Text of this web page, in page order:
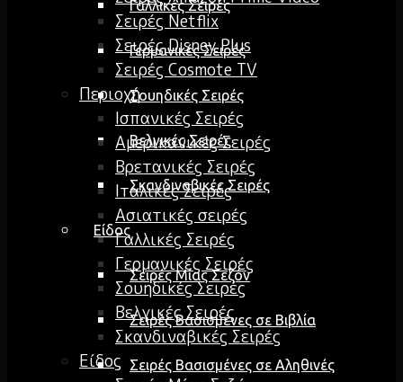
Γαλλικές Σειρές
Γερμανικές Σειρές
Σουηδικές Σειρές
Βελγικές Σειρές
Σκανδιναβικές Σειρές
Είδος
Σειρές Μίας Σεζόν
Σειρές Βασισμένες σε Βιβλία
Σειρές Βασισμένες σε Αληθινές
Σειρές Netflix
Σειρές Disney Plus
Σειρές Cosmote TV
Περιοχή
Ισπανικές Σειρές
Αμερικανικές Σειρές
Βρετανικές Σειρές
Ιταλικές Σειρές
Ασιατικές σειρές
Γαλλικές Σειρές
Γερμανικές Σειρές
Σουηδικές Σειρές
Βελγικές Σειρές
Σκανδιναβικές Σειρές
Είδος